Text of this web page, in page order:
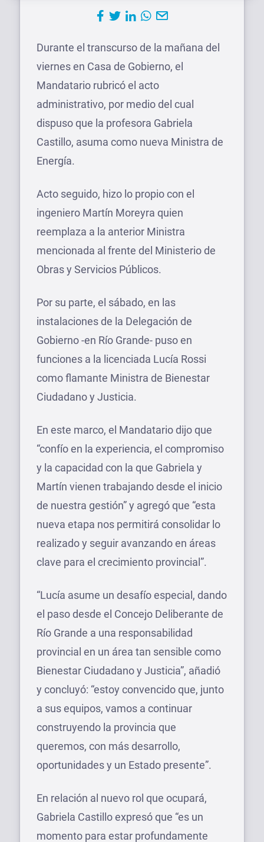
Durante el transcurso de la mañana del
viernes en Casa de Gobierno, el
Mandatario rubricó el acto
administrativo, por medio del cual
dispuso que la profesora Gabriela
Castillo, asuma como nueva Ministra de
Energía.
Acto seguido, hizo lo propio con el
ingeniero Martín Moreyra quien
reemplaza a la anterior Ministra
mencionada al frente del Ministerio de
Obras y Servicios Públicos.
Por su parte, el sábado, en las
instalaciones de la Delegación de
Gobierno -en Río Grande- puso en
funciones a la licenciada Lucía Rossi
como flamante Ministra de Bienestar
Ciudadano y Justicia.
En este marco, el Mandatario dijo que
“confío en la experiencia, el compromiso
y la capacidad con la que Gabriela y
Martín vienen trabajando desde el inicio
de nuestra gestión” y agregó que “esta
nueva etapa nos permitirá consolidar lo
realizado y seguir avanzando en áreas
clave para el crecimiento provincial”.
“Lucía asume un desafío especial, dando
el paso desde el Concejo Deliberante de
Río Grande a una responsabilidad
provincial en un área tan sensible como
Bienestar Ciudadano y Justicia”, añadió
y concluyó: “estoy convencido que, junto
a sus equipos, vamos a continuar
construyendo la provincia que
queremos, con más desarrollo,
oportunidades y un Estado presente”.
En relación al nuevo rol que ocupará,
Gabriela Castillo expresó que “es un
momento para estar profundamente